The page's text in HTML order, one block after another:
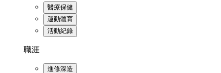
醫療保健
運動體育
活動紀錄
職涯
進修深造